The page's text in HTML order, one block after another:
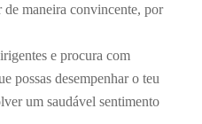
de maneira convincente, por
e procura com
possas desempenhar o teu
um saudável sentimento